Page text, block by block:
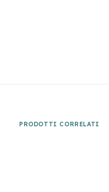
PRODOTTI CORRELATI